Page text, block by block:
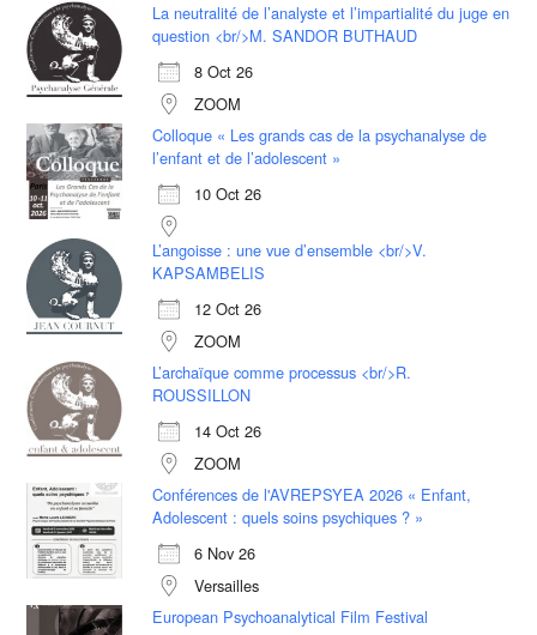
La neutralité de l’analyste et l’impartialité du juge en
question <br/>M. SANDOR BUTHAUD
8 Oct 26
ZOOM
Colloque « Les grands cas de la psychanalyse de
l’enfant et de l’adolescent »
10 Oct 26
L’angoisse : une vue d’ensemble <br/>V.
KAPSAMBELIS
12 Oct 26
ZOOM
L’archaïque comme processus <br/>R.
ROUSSILLON
14 Oct 26
ZOOM
Conférences de l'AVREPSYEA 2026 « Enfant,
Adolescent : quels soins psychiques ? »
6 Nov 26
Versailles
European Psychoanalytical Film Festival